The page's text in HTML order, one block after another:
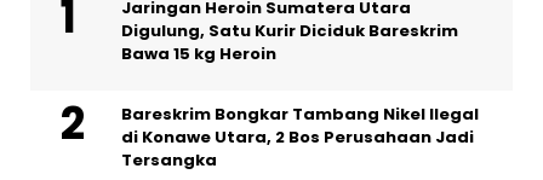
Jaringan Heroin Sumatera Utara
Digulung, Satu Kurir Diciduk Bareskrim
Bawa 15 kg Heroin
Bareskrim Bongkar Tambang Nikel Ilegal
di Konawe Utara, 2 Bos Perusahaan Jadi
Tersangka